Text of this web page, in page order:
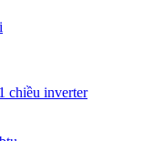
chiều inverter